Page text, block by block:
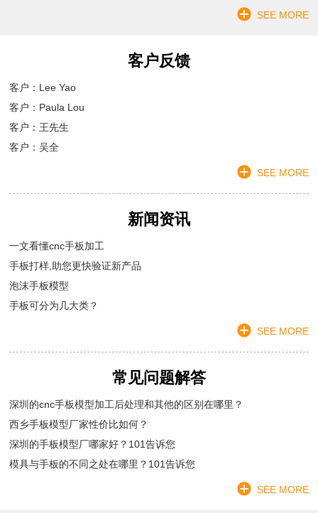
SEE MORE
客户反馈
客户：Lee Yao
客户：Paula Lou
客户：王先生
客户：吴全
SEE MORE
新闻资讯
一文看懂cnc手板加工
手板打样,助您更快验证新产品
泡沫手板模型
手板可分为几大类？
SEE MORE
常见问题解答
深圳的cnc手板模型加工后处理和其他的区别在哪里？
西乡手板模型厂家性价比如何？
深圳的手板模型厂哪家好？101告诉您
模具与手板的不同之处在哪里？101告诉您
SEE MORE